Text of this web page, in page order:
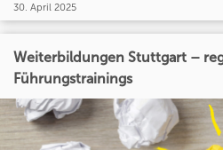
30. April 2025
Weiterbildungen Stuttgart –
Führungstrainings